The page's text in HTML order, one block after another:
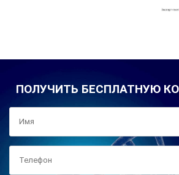
ПОЛУЧИТЬ БЕСПЛАТНУЮ